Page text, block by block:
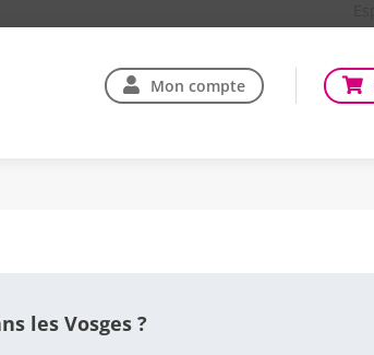
Mon compte
les Vosges ?